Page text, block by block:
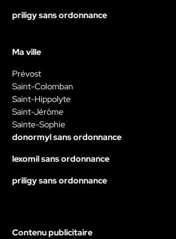
priligy sans ordonnance
Ma ville
Prévost
Saint-Colomban
Saint-Hippolyte
Saint-Jérôme
Sainte-Sophie
donormyl sans ordonnance
lexomil sans ordonnance
priligy sans ordonnance
Contenu publicitaire